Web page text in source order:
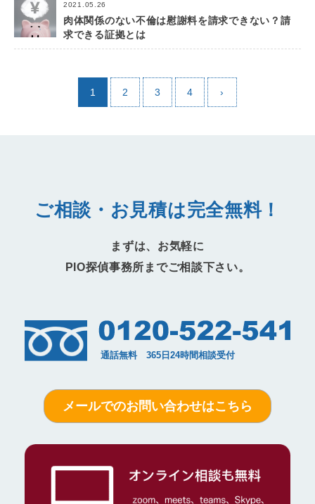
2021.05.26
肉体関係のない不倫は慰謝料を請求できない？請
求できる証拠とは
1 2 3 4 ›
ご相談・お見積は完全無料！
まずは、お気軽に
PIO探偵事務所までご相談下さい。
メールでのお問い合わせはこちら